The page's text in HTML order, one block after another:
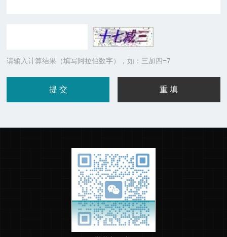
请输入计算结果（填写阿拉伯数字），如：三加四=7